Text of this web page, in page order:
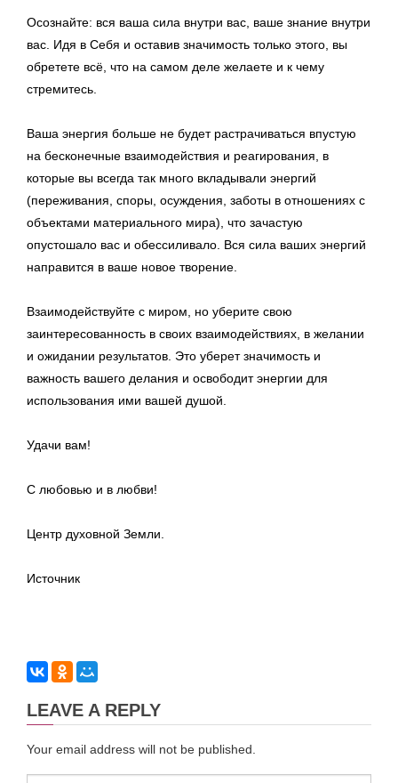
Осознайте: вся ваша сила внутри вас, ваше знание внутри
вас. Идя в Себя и оставив значимость только этого, вы
обретете всё, что на самом деле желаете и к чему
стремитесь.
Ваша энергия больше не будет растрачиваться впустую
на бесконечные взаимодействия и реагирования, в
которые вы всегда так много вкладывали энергий
(переживания, споры, осуждения, заботы в отношениях с
объектами материального мира), что зачастую
опустошало вас и обессиливало. Вся сила ваших энергий
направится в ваше новое творение.
Взаимодействуйте с миром, но уберите свою
заинтересованность в своих взаимодействиях, в желании
и ожидании результатов. Это уберет значимость и
важность вашего делания и освободит энергии для
использования ими вашей душой.
Удачи вам!
С любовью и в любви!
Центр духовной Земли.
Источник
LEAVE A REPLY
Your email address will not be published.